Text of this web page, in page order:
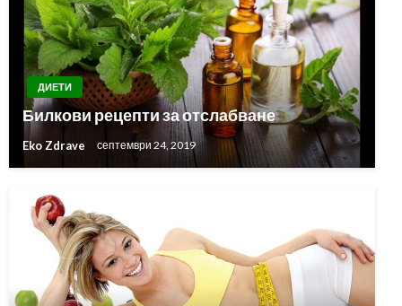
ДИЕТИ
Билкови рецепти за отслабване
Eko Zdrave септември 24, 2019